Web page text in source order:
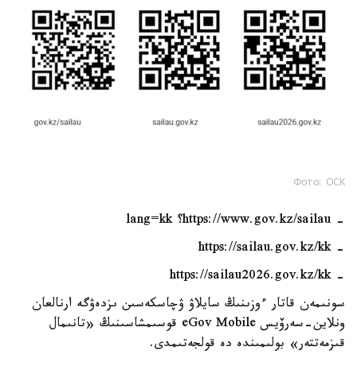
Фото: ОСК
- https://www.gov.kz/sailau؟ lang=kk
- https://sailau.gov.kz/kk
- https://sailau2026.gov.kz/kk
سونىمەن قاتار ءوزىنىڭ سايلاۋ ۋچاسكەسىن ىزدەۋگە ارنالعان
ونلاين-سەرۆيس eGov Mobile قوسىمشاسىنىڭ «تانىمال
قىزمەتتەر» بولىمىندە دە قولجەتىمدى.